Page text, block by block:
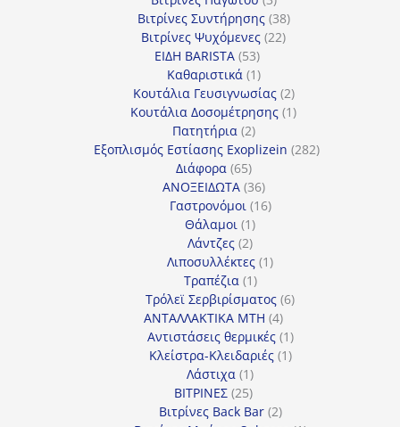
προϊόντα
Βιτρίνες Συντήρησης 3838
προϊόντα
Βιτρίνες Ψυχόμενες 2222
ΕΙΔΗ BARISTA 5353
προϊόντα
Καθαριστικά 11
προϊόν
Κουτάλια Γευσιγνωσίας 22
προϊόντα
Κουτάλια Δοσομέτρησης 11
Πατητήρια 22
προϊόντα
Εξοπλισμός Εστίασης Exoplizein 282282
Διάφορα 6565
προϊόντα
ΑΝΟΞΕΙΔΩΤΑ 3636
προϊόντα
Γαστρονόμοι 1616
Θάλαμοι 11
προϊόν
Λάντζες 22
προϊόντα
Λιποσυλλέκτες 11
Τραπέζια 11
προϊόν
Τρόλεϊ Σερβιρίσματος 66
ΑΝΤΑΛΛΑΚΤΙΚΑ MTH 44
προϊόντα
Αντιστάσεις θερμικές 11
προϊόν
Κλείστρα-Κλειδαριές 11
Λάστιχα 11
προϊόν
ΒΙΤΡΙΝΕΣ 2525
προϊόντα
Βιτρίνες Back Bar 22